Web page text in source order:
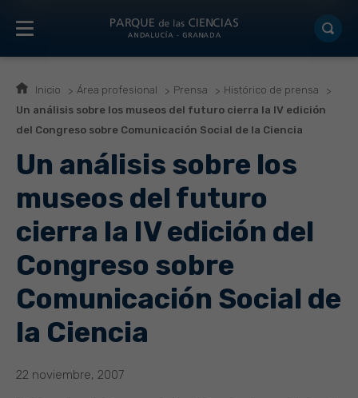
Inicio Área profesional Prensa
Histórico de prensa
Un análisis sobre los museos del futuro cierra la IV edición
del Congreso sobre Comunicación Social de la Ciencia
Un análisis sobre los
museos del futuro
cierra la IV edición del
Congreso sobre
Comunicación Social de
la Ciencia
22 noviembre, 2007